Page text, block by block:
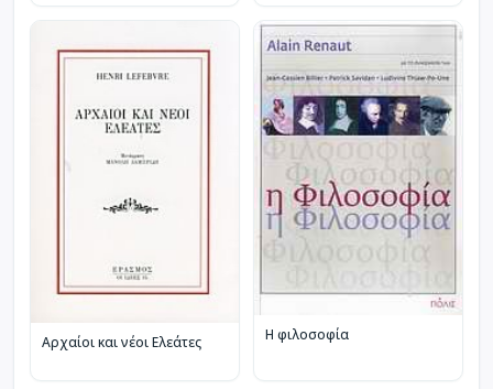
Αρχαίοι και νέοι Ελεάτες Η φιλοσοφία